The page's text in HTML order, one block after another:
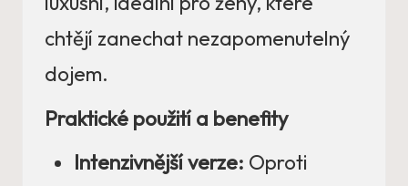
chtějí zanechat nezapomenutelný
dojem.
Praktické použití a benefity
Intenzivnější verze: Oproti